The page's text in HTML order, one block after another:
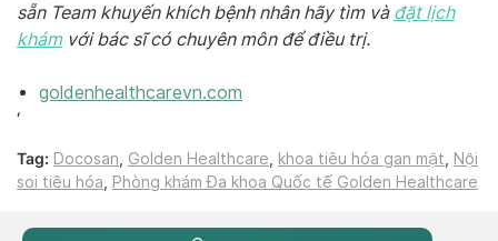
sẵn Team khuyến khích bệnh nhân hãy tìm và đặt lịch
khámvới bác sĩ có chuyên môn để điều trị.
goldenhealthcarevn.com
‘
Tag: Docosan Golden Healthcare khoa tiêu hóa gan mật
Nội
soi tiêu hóa
Phòng khám Đa khoa Quốc tế Golden Healthcare